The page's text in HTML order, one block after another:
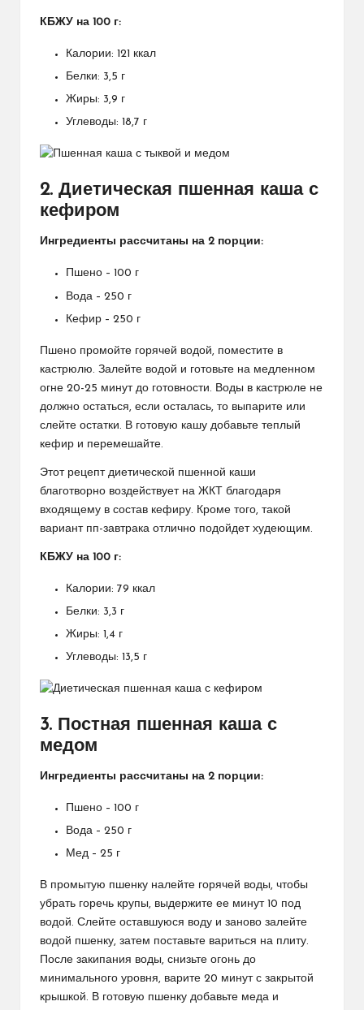
КБЖУ на 100 г:
Калории: 121 ккал
Белки: 3,5 г
Жиры: 3,9 г
Углеводы: 18,7 г
2. Диетическая пшенная каша с
кефиром
Ингредиенты рассчитаны на 2 порции:
Пшено – 100 г
Вода – 250 г
Кефир – 250 г
Пшено промойте горячей водой, поместите в
кастрюлю. Залейте водой и готовьте на медленном
огне 20-25 минут до готовности. Воды в кастрюле не
должно остаться, если осталась, то выпарите или
слейте остатки. В готовую кашу добавьте теплый
кефир и перемешайте.
Этот рецепт диетической пшенной каши
благотворно воздействует на ЖКТ благодаря
входящему в состав кефиру. Кроме того, такой
вариант пп-завтрака отлично подойдет худеющим.
КБЖУ на 100 г:
Калории: 79 ккал
Белки: 3,3 г
Жиры: 1,4 г
Углеводы: 13,5 г
3. Постная пшенная каша с
медом
Ингредиенты рассчитаны на 2 порции:
Пшено – 100 г
Вода – 250 г
Мед – 25 г
В промытую пшенку налейте горячей воды, чтобы
убрать горечь крупы, выдержите ее минут 10 под
водой. Слейте оставшуюся воду и заново залейте
водой пшенку, затем поставьте вариться на плиту.
После закипания воды, снизьте огонь до
минимального уровня, варите 20 минут с закрытой
крышкой. В готовую пшенку добавьте меда и